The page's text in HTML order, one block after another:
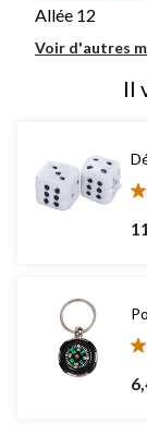
Allée 12
Voir d'autres
Il